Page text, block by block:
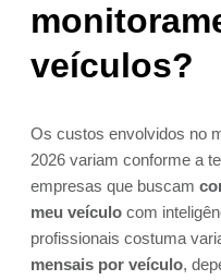
veículos?
Os custos envolvidos no
2026 variam conforme a
empresas que buscam
meu veículo com
profissionais costuma
mensais por veículo,